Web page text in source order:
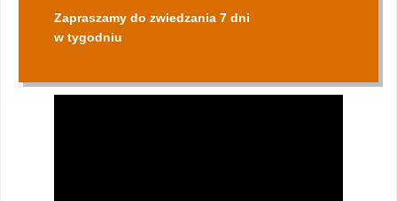
Zapraszamy do zwiedzania 7 dni
w tygodniu